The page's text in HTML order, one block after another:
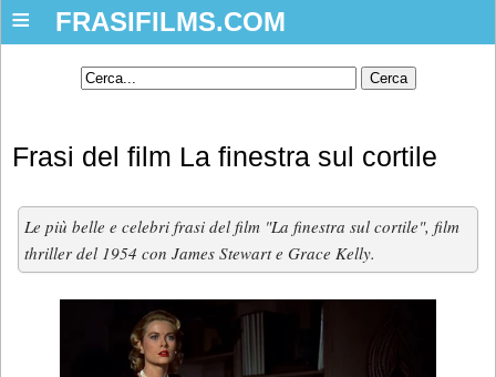
FRASIFILMS.COM
≡
Frasi del film La finestra sul cortile
Le più belle e celebri frasi del film "La finestra sul cortile", film
thriller del 1954 con James Stewart e Grace Kelly.